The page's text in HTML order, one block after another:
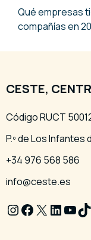
Qué empresas
compañías en
CESTE,
Código RUCT
P.º de Los Infantes
+34 976 568 586
info@ceste.es
Instagram
Facebook
X